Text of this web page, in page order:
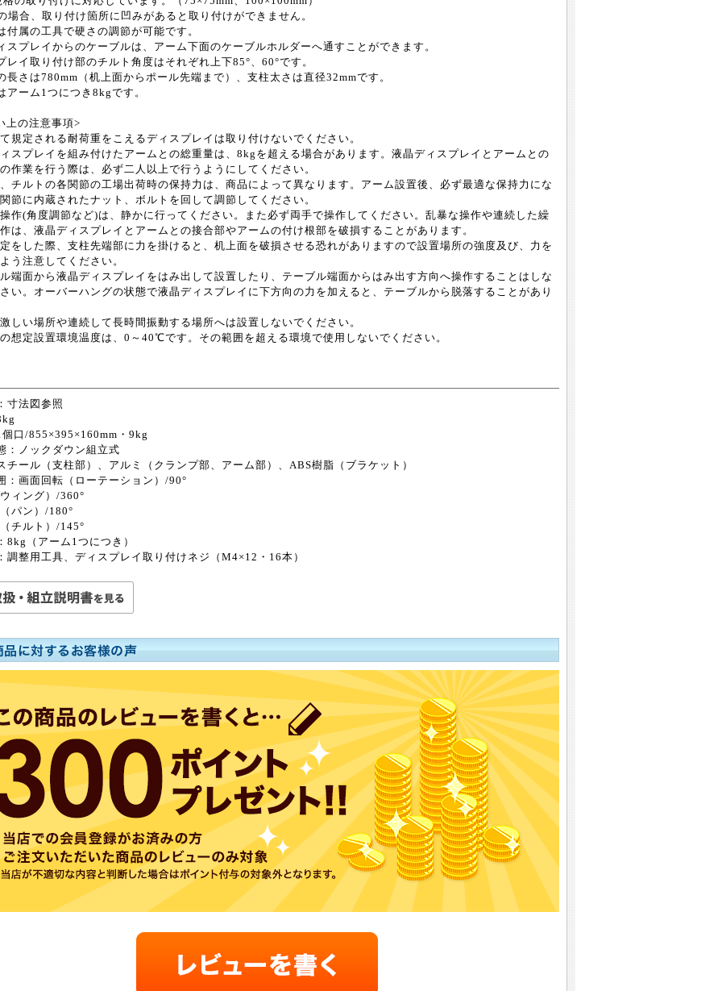
場合、取り付け箇所に凹みがあると取り付けができません。
付属の工具で硬さの調節が可能です。
スプレイからのケーブルは、アーム下面のケーブルホルダーへ通すことができます。
レイ取り付け部のチルト角度はそれぞれ上下85°、60°です。
長さは780mm（机上面からポール先端まで）、支柱太さは直径32mmです。
アーム1つにつき8kgです。
上の注意事項>
規定される耐荷重をこえるディスプレイは取り付けないでください。
スプレイを組み付けたアームとの総重量は、8kgを超える場合があります。液晶ディスプレイとアームとの
作業を行う際は、必ず二人以上で行うようにしてください。
チルトの各関節の工場出荷時の保持力は、商品によって異なります。アーム設置後、必ず最適な保持力にな
節に内蔵されたナット、ボルトを回して調節してください。
作(角度調節など)は、静かに行ってください。また必ず両手で操作してください。乱暴な操作や連続した繰
は、液晶ディスプレイとアームとの接合部やアームの付け根部を破損することがあります。
をした際、支柱先端部に力を掛けると、机上面を破損させる恐れがありますので設置場所の強度及び、力を
う注意してください。
端面から液晶ディスプレイをはみ出して設置したり、テーブル端面からはみ出す方向へ操作することはしな
い。オーバーハングの状態で液晶ディスプレイに下方向の力を加えると、テーブルから脱落することがあり
しい場所や連続して長時間振動する場所へは設置しないでください。
想定設置環境温度は、0～40℃です。その範囲を超える環境で使用しないでください。
寸法図参照
口/855×395×160mm・9kg
：ノックダウン組立式
チール（支柱部）、アルミ（クランプ部、アーム部）、ABS樹脂（ブラケット）
：画面回転（ローテーション）/90°
ィング）/360°
パン）/180°
チルト）/145°
8kg（アーム1つにつき）
調整用工具、ディスプレイ取り付けネジ（M4×12・16本）